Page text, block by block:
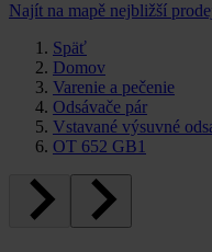
Najít na mapě nejbližší
Späť
Domov
Varenie a pečenie
Odsávače pár
Vstavané výsuvné
OT 652 GB1